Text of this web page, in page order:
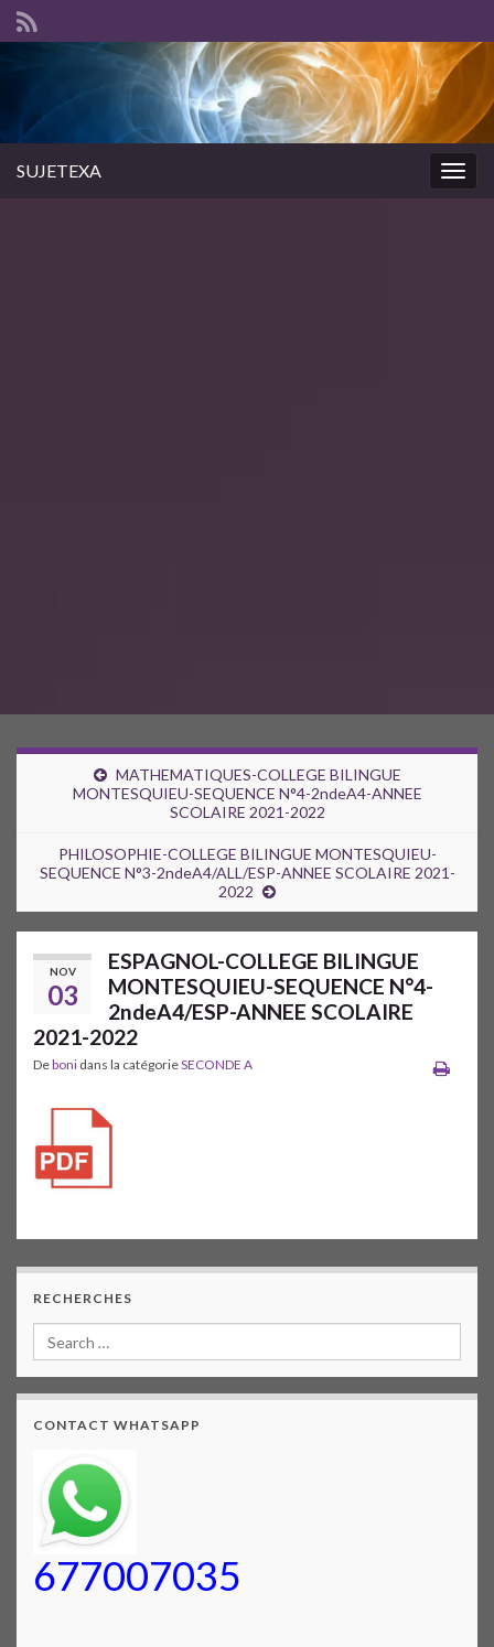
SUJETEXA
MATHEMATIQUES-COLLEGE BILINGUE
MONTESQUIEU-SEQUENCE N°4-2ndeA4-ANNEE
SCOLAIRE 2021-2022
PHILOSOPHIE-COLLEGE BILINGUE MONTESQUIEU-
SEQUENCE N°3-2ndeA4/ALL/ESP-ANNEE SCOLAIRE 2021-
2022
NOV
03
ESPAGNOL-COLLEGE BILINGUE
MONTESQUIEU-SEQUENCE N°4-
2ndeA4/ESP-ANNEE SCOLAIRE
2021-2022
Deboni dans la catégorieSECONDE A
RECHERCHES
CONTACT WHATSAPP
677007035